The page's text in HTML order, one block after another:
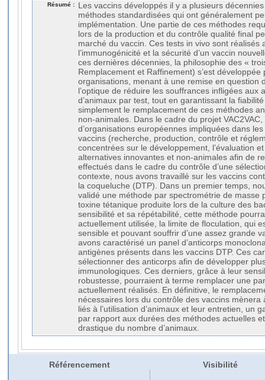
Résumé :
Les vaccins développés il y a plusieurs
méthodes standardisées qui ont généralement
implémentation. Une partie de ces méthodes
lors de la production et du contrôle qualité final
marché du vaccin. Ces tests in vivo sont réalisés
l’immunogénicité et la sécurité d’un vaccin
ces dernières décennies, la philosophie des «
Remplacement et Raffinement) s’est
organisations, menant à une remise en question
l’optique de réduire les souffrances infligées aux
d’animaux par test, tout en garantissant la
simplement le remplacement de ces méthodes
non-animales. Dans le cadre du projet VAC2VAC,
d’organisations européennes impliquées dans
vaccins (recherche, production, contrôle et
concentrées sur le développement, l’évaluation
alternatives innovantes et non-animales afin de
effectués dans le cadre du contrôle d’une
contexte, nous avons travaillé sur les vaccins
la coqueluche (DTP). Dans un premier temps,
validé une méthode par spectrométrie de masse
toxine tétanique produite lors de la culture des
sensibilité et sa répétabilité, cette méthode
actuellement utilisée, la limite de floculation, qui
sensible et pouvant souffrir d’une assez grande
avons caractérisé un panel d’anticorps
antigènes présents dans les vaccins DTP. Ces
sélectionner des anticorps afin de développer
immunologiques. Ces derniers, grâce à leur
robustesse, pourraient à terme remplacer une
actuellement réalisés. En définitive, le
nécessaires lors du contrôle des vaccins mènera
liés à l’utilisation d’animaux et leur entretien, un
par rapport aux durées des méthodes actuelles
drastique du nombre d’animaux.
Référencement Visibilité